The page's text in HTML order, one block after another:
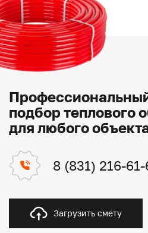
подбор теплового
для любого
8 (831) 216-
Загрузить смету